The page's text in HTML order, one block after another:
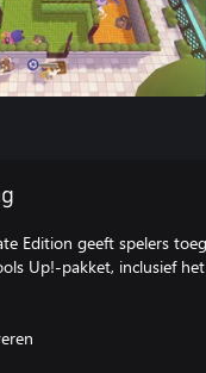
Edition geeft spelers
Up!-pakket, inclusief